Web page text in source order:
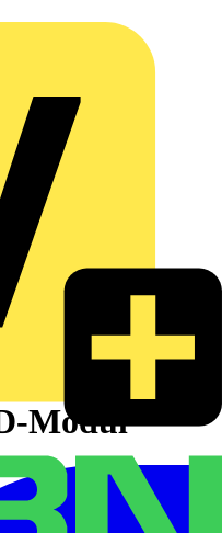
Adapter,
Modul